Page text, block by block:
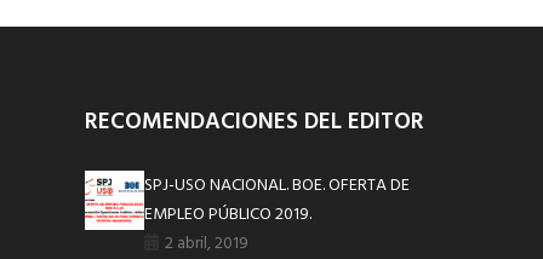
RECOMENDACIONES DEL EDITOR
SPJ-USO NACIONAL. BOE. OFERTA DE
EMPLEO PÚBLICO 2019.
2 abril, 2019